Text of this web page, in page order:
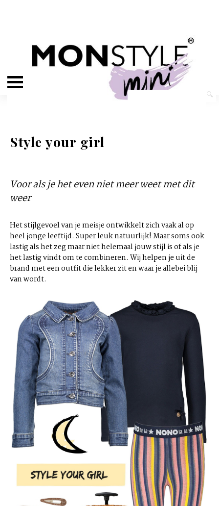
Style your girl
Voor als je het even niet meer weet met dit
weer
Het stijlgevoel van je meisje ontwikkelt zich vaak al op
heel jonge leeftijd. Super leuk natuurlijk! Maar soms ook
lastig als het zeg maar niet helemaal jouw stijl is of als je
het lastig vindt om te combineren. Wij helpen je uit de
brand met een outfit die lekker zit en waar je allebei blij
van wordt.